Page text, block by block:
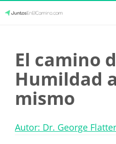
contentEl camino
Humildad
mismo
Autor: Dr. George